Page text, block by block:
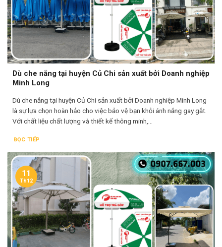
Dù che nắng tại huyện Củ Chi sản xuất bởi Doanh nghiệp
Minh Long
Dù che nắng tại huyện Củ Chi sản xuất bởi Doanh nghiệp Minh Long
là sự lựa chọn hoàn hảo cho việc bảo vệ bạn khỏi ánh nắng gay gắt.
Với chất liệu chất lượng và thiết kế thông minh,...
ĐỌC TIẾP
11
Th12